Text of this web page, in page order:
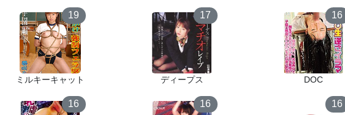
19
ミルキーキャット
17
ディープス
16
DOC
16 16 16